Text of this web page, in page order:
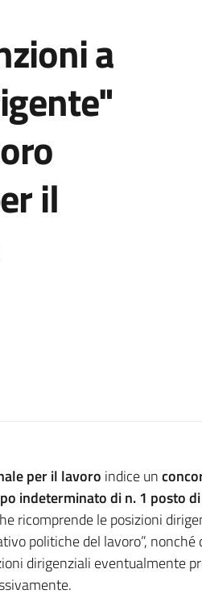
a
il
per il lavoro indice un
indeterminato di n. 1 posto
ricomprende le posizioni
politiche del lavoro”,
dirigenziali eventualmente